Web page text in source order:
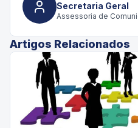
Secretaria Geral
Assessoria de
Artigos Relacionados